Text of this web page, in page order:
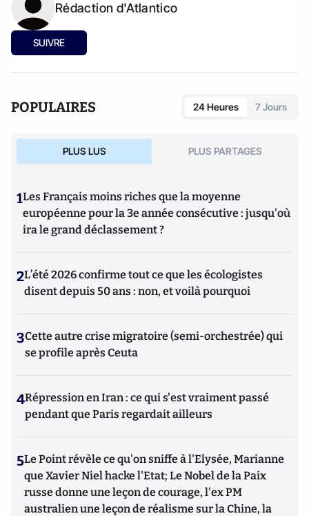
Rédaction d'Atlantico
SUIVRE
POPULAIRES 24 Heures 7 Jours
PLUS LUS PLUS PARTAGES
1Les Français moins riches que la moyenne
européenne pour la 3e année consécutive : jusqu'où
ira le grand déclassement ?
2L’été 2026 confirme tout ce que les écologistes
disent depuis 50 ans : non, et voilà pourquoi
3Cette autre crise migratoire (semi-orchestrée) qui
se profile après Ceuta
4Répression en Iran : ce qui s'est vraiment passé
pendant que Paris regardait ailleurs
5Le Point révèle ce qu'on sniffe à l'Elysée, Marianne
que Xavier Niel hacke l'Etat; Le Nobel de la Paix
russe donne une leçon de courage, l'ex PM
australien une leçon de réalisme sur la Chine, la